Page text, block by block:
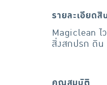
รายละเอียดสิ
Magiclean ไ
สิ่งสกปรก ดิน